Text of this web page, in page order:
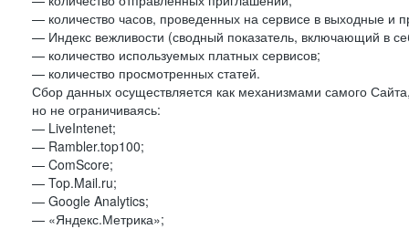
— количество часов, проведенных на сервисе в выходные и
— Индекс вежливости (сводный показатель, включающий в
— количество используемых платных сервисов;
— количество просмотренных статей.
Сбор данных осуществляется как механизмами самого
но не ограничиваясь:
— LiveIntenet;
— Rambler.top100;
— ComScore;
— Top.Mail.ru;
— Google Analytics;
— «Яндекс.Метрика»;